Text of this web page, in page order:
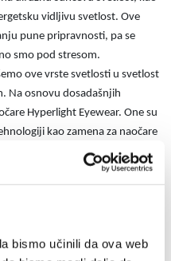
bismo učinili da ova web
vidljivu svetlost. Ove
pune pripravnosti, pa se
smo pod stresom.
ove vrste svetlosti u svetlost
Na osnovu dosadašnjih
Hyperlight Eyewear. One su
kao zamena za naočare
plavu sunčevu svetlost.
koncentraciju i štite
plavu svetlost
vidljive svetlosti